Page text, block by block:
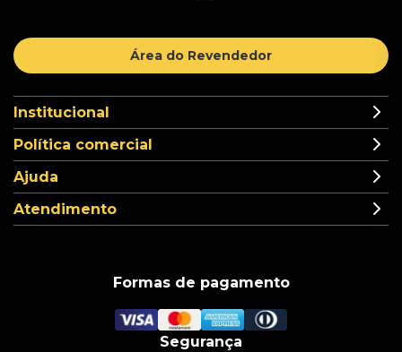
Área do Revendedor
Institucional
Política comercial
Ajuda
Atendimento
Formas de pagamento
Segurança